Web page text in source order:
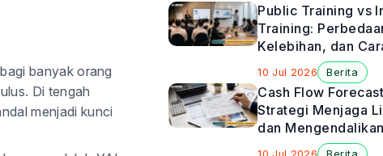
banyak orang
Di tengah
menjadi kunci
Public Training vs
Training:
Kelebihan, dan
10 Jul 2026 Berita
Cash Flow
Strategi Menjaga
dan
Perusahaan